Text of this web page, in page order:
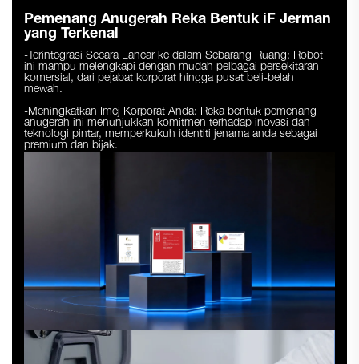
Pemenang Anugerah Reka Bentuk iF Jerman
yang Terkenal
-Terintegrasi Secara Lancar ke dalam Sebarang Ruang: Robot
ini mampu melengkapi dengan mudah pelbagai persekitaran
komersial, dari pejabat korporat hingga pusat beli-belah
mewah.
-Meningkatkan Imej Korporat Anda: Reka bentuk pemenang
anugerah ini menunjukkan komitmen terhadap inovasi dan
teknologi pintar, memperkukuh identiti jenama anda sebagai
premium dan bijak.